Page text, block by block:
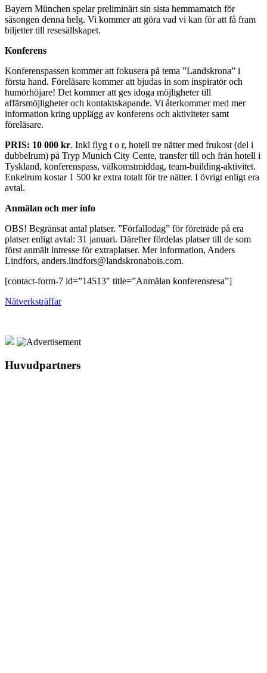
Bayern München spelar preliminärt sin sista hemmamatch för
säsongen denna helg. Vi kommer att göra vad vi kan för att få fram
biljetter till resesällskapet.
Konferens
Konferenspassen kommer att fokusera på tema ”Landskrona” i
första hand. Föreläsare kommer att bjudas in som inspiratör och
humörhöjare! Det kommer att ges idoga möjligheter till
affärsmöjligheter och kontaktskapande. Vi återkommer med mer
information kring upplägg av konferens och aktiviteter samt
föreläsare.
PRIS: 10 000 kr. Inkl flyg t o r, hotell tre nätter med frukost (del i
dubbelrum) på Tryp Munich City Cente, transfer till och från hotell i
Tyskland, konferenspass, välkomstmiddag, team-building-aktivitet.
Enkelrum kostar 1 500 kr extra totalt för tre nätter. I övrigt enligt era
avtal.
Anmälan och mer info
OBS! Begränsat antal platser. ”Förfallodag” för företräde på era
platser enligt avtal: 31 januari. Därefter fördelas platser till de som
först anmält intresse för extraplatser. Mer information, Anders
Lindfors, anders.lindfors@landskronabois.com.
[contact-form-7 id=”14513″ title=”Anmälan konferensresa”]
Nätverksträffar
Huvudpartners